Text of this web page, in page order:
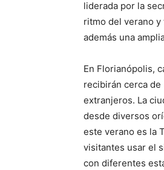
liderada por la
ritmo del verano y
además una
En Florianópolis,
recibirán cerca
extranjeros. La
desde diversos
este verano es la
visitantes usar el
con diferentes